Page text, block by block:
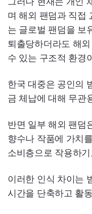
며 해외 팬덤과 직접
는 글로벌 팬덤을 보
퇴출당하더라도 해
수 있는 구조적 환경
한국 대중은 공인의
금 체납에 대해 무관
반면 일부 해외 팬덤
향수나 작품에 가치
소비층으로 작용하
이러한 인식 차이는
시간을 단축하고 활